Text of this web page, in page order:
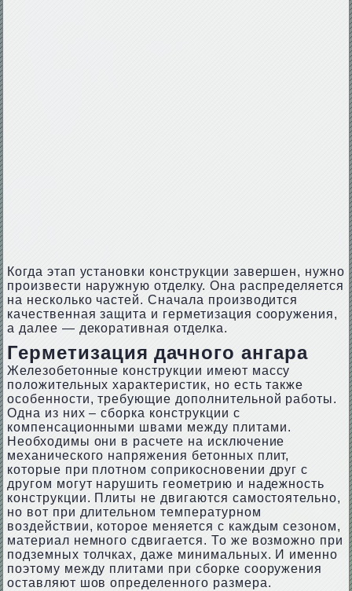
Когда этап установки конструкции завершен, нужно
произвести наружную отделку. Она распределяется
на несколько частей. Сначала производится
качественная защита и герметизация сооружения,
а далее — декоративная отделка.
Герметизация дачного ангара
Железобетонные конструкции имеют массу
положительных характеристик, но есть также
особенности, требующие дополнительной работы.
Одна из них – сборка конструкции с
компенсационными швами между плитами.
Необходимы они в расчете на исключение
механического напряжения бетонных плит,
которые при плотном соприкосновении друг с
другом могут нарушить геометрию и надежность
конструкции. Плиты не двигаются самостоятельно,
но вот при длительном температурном
воздействии, которое меняется с каждым сезоном,
материал немного сдвигается. То же возможно при
подземных толчках, даже минимальных. И именно
поэтому между плитами при сборке сооружения
оставляют шов определенного размера.